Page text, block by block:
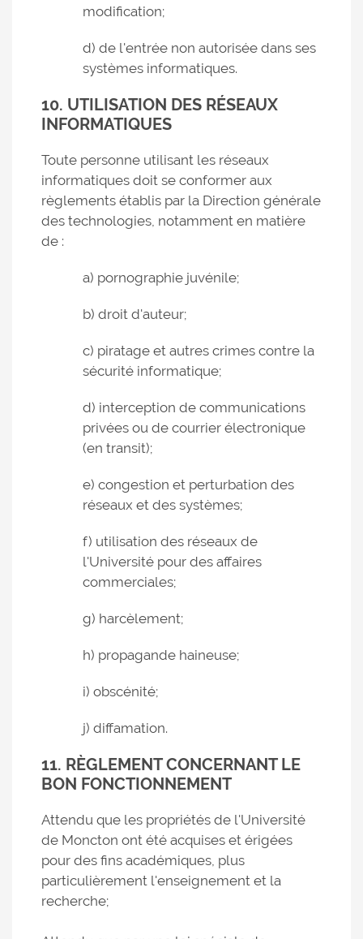
modification;
d) de l'entrée non autorisée dans ses
systèmes informatiques.
10. UTILISATION DES RÉSEAUX
INFORMATIQUES
Toute personne utilisant les réseaux
informatiques doit se conformer aux
règlements établis par la Direction générale
des technologies, notamment en matière
de :
a) pornographie juvénile;
b) droit d'auteur;
c) piratage et autres crimes contre la
sécurité informatique;
d) interception de communications
privées ou de courrier électronique
(en transit);
e) congestion et perturbation des
réseaux et des systèmes;
f) utilisation des réseaux de
l'Université pour des affaires
commerciales;
g) harcèlement;
h) propagande haineuse;
i) obscénité;
j) diffamation.
11. RÈGLEMENT CONCERNANT LE
BON FONCTIONNEMENT
Attendu que les propriétés de l'Université
de Moncton ont été acquises et érigées
pour des fins académiques, plus
particulièrement l'enseignement et la
recherche;